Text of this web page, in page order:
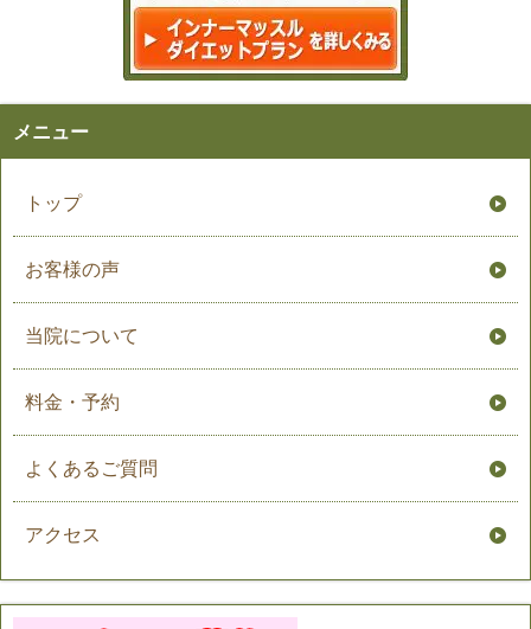
メニュー
トップ
お客様の声
当院について
料金・予約
よくあるご質問
アクセス